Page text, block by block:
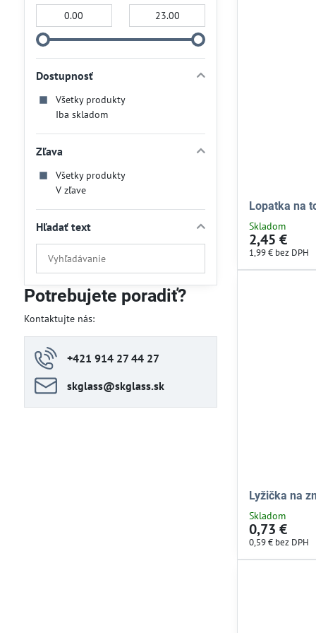
Lopatka na
Skladom
2,45 €
1,99 € bez DPH
Lyžička na
Skladom
0,73 €
0,59 € bez DPH
Dostupnosť
Všetky produkty
Iba skladom
Zľava
Všetky produkty
V zľave
Hľadať text
Prehľadať
výsledky
filtra
fulltextom
Potrebujete poradiť?
Kontaktujte nás:
+421 914 27 44 27
skglass​@skglass​.sk